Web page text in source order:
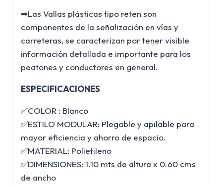
➡Las Vallas plásticas tipo reten son
componentes de la señalización en vías y
carreteras, se caracterizan por tener visible
información detallada e importante para los
peatones y conductores en general.
ESPECIFICACIONES
✅COLOR : Blanco
✅ESTILO MODULAR: Plegable y apilable para
mayor eficiencia y ahorro de espacio.
✅MATERIAL: Polietileno
✅DIMENSIONES: 1.10 mts de altura x 0.60 cms
de ancho